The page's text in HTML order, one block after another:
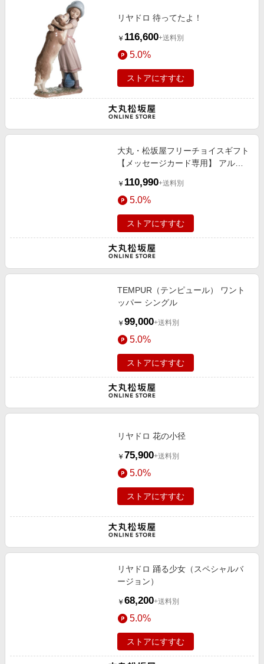
リヤドロ 待ってたよ！
￥ 116,600+送料別
5.0%
ストアにすすむ
大丸・松坂屋フリーチョイスギフト
【メッセージカード専用】 アルバ
￥ 110,990+送料別
5.0%
ストアにすすむ
TEMPUR（テンピュール） ワント
ッパー シングル
￥ 99,000+送料別
5.0%
ストアにすすむ
リヤドロ 花の小径
￥ 75,900+送料別
5.0%
ストアにすすむ
リヤドロ 踊る少女（スペシャルバ
ージョン）
￥ 68,200+送料別
5.0%
ストアにすすむ